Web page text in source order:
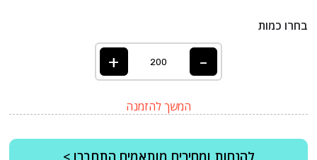
בחרו כמות
-
+
המשך להזמנה